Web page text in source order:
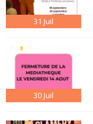
31 Juil
30Juil